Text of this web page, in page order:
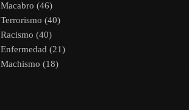
Macabro (46)
Terrorismo (40)
Racismo (40)
Enfermedad (21)
Machismo (18)